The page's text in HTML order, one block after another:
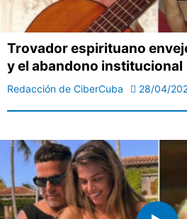
Trovador espirituano
y el abandono institucional
Redacción de CiberCuba 28/04/